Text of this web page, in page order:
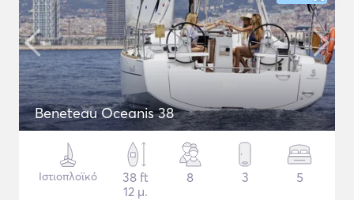
Beneteau Oceanis 38
Ιστιοπλοϊκό
38 ft
12 μ.
8 3 5